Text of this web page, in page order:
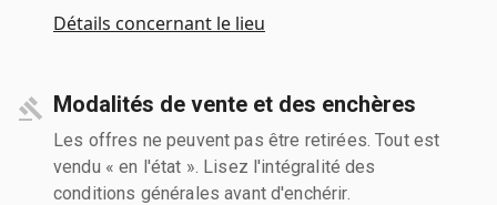
Détails concernant le lieu
Modalités de vente et des enchères
Les offres ne peuvent pas être retirées. Tout est
vendu « en l'état ». Lisez l'intégralité des
conditions générales avant d'enchérir.